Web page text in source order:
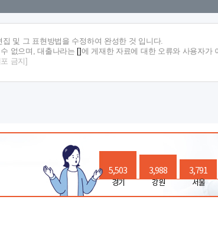
및 그 표현방법을 수정하여 완성한 것 입니다.
없으며, 대출나라는
에 게재한 자료에 대한 오류와 사용자가
금지]
5,503
경기
3,988
강원
3,791
서울